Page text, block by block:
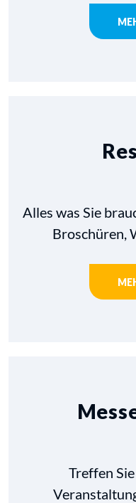
Alles was Sie
Broschüren,
Treffen